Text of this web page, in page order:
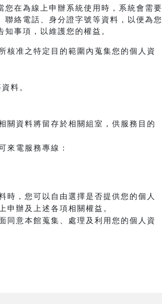
在為線上申辦系統使用時，系統會需要
絡電話、身分證字號等資料，以便為您
事項，以維護您的權益。
核准之特定目的範圍內蒐集您的個人資
料。
關資料將留存於相關組室，供服務目的
來電服務專線：
時，您可以自由選擇是否提供您的個人
申辦及上述各項相關權益。
同意本館蒐集、處理及利用您的個人資